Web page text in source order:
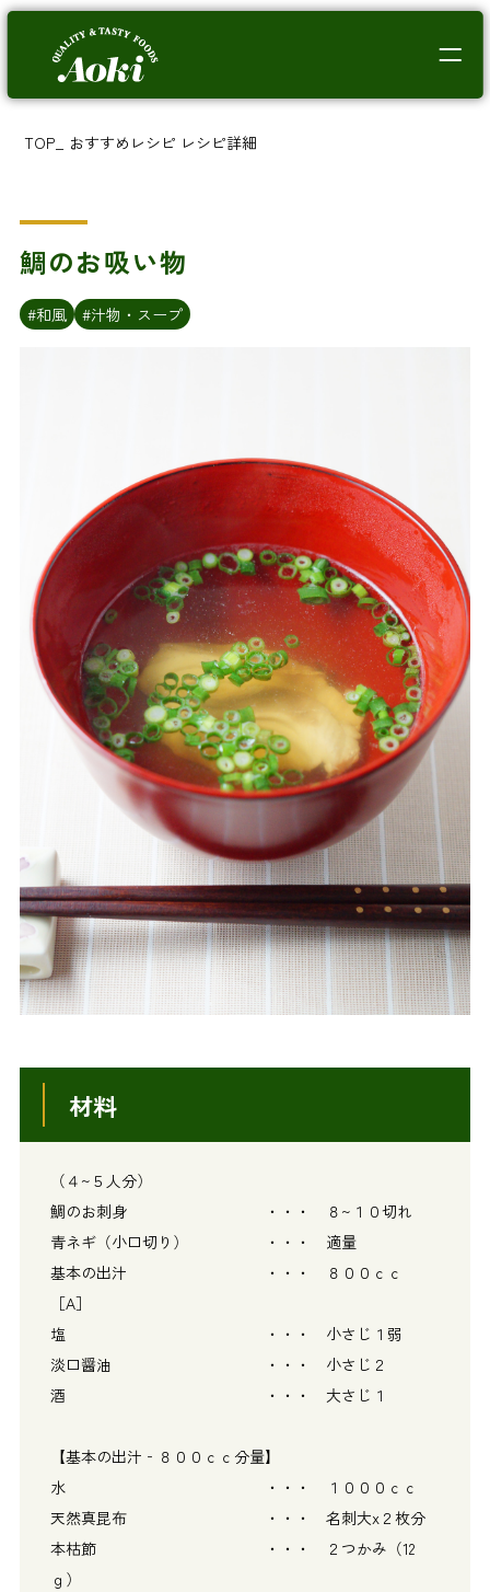
TOP おすすめレシピ レシピ詳細
鯛のお吸い物
#和風 #汁物・スープ
材料
（４~５人分）
鯛のお刺身 ・・・ ８~１０切れ
青ネギ（小口切り） ・・・ 適量
基本の出汁 ・・・ ８００ｃｃ
［A］
塩 ・・・ 小さじ１弱
淡口醤油 ・・・ 小さじ２
酒 ・・・ 大さじ１
【基本の出汁‐８００ｃｃ分量】
水 ・・・ １０００ｃｃ
天然真昆布 ・・・ 名刺大x２枚分
本枯節 ・・・ ２つかみ（12
ｇ）